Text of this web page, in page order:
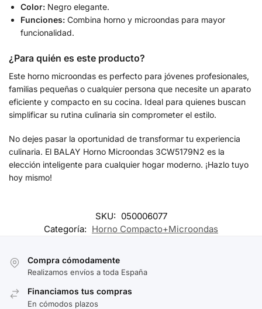
Color: Negro elegante.
Funciones: Combina horno y microondas para mayor
funcionalidad.
¿Para quién es este producto?
Este horno microondas es perfecto para jóvenes profesionales,
familias pequeñas o cualquier persona que necesite un aparato
eficiente y compacto en su cocina. Ideal para quienes buscan
simplificar su rutina culinaria sin comprometer el estilo.
No dejes pasar la oportunidad de transformar tu experiencia
culinaria. El BALAY Horno Microondas 3CW5179N2 es la
elección inteligente para cualquier hogar moderno. ¡Hazlo tuyo
hoy mismo!
SKU: 050006077
Categoría: Horno Compacto+Microondas
Compra cómodamente
Realizamos envíos a toda España
Financiamos tus compras
En cómodos plazos